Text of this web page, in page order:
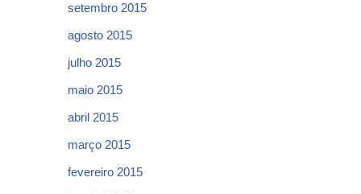
setembro 2015
agosto 2015
julho 2015
maio 2015
abril 2015
março 2015
fevereiro 2015